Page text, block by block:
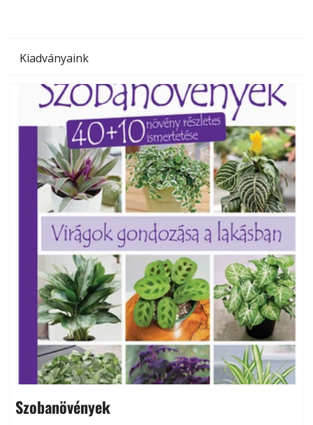
Kiadványaink
Szobanövények